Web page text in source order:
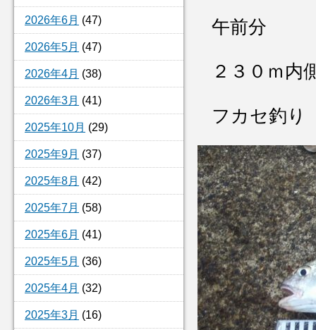
2026年6月 (47)
2026年5月 (47)
2026年4月 (38)
2026年3月 (41)
2025年10月 (29)
2025年9月 (37)
2025年8月 (42)
2025年7月 (58)
2025年6月 (41)
2025年5月 (36)
2025年4月 (32)
2025年3月 (16)
午前分
２３０ｍ
フカセ釣り